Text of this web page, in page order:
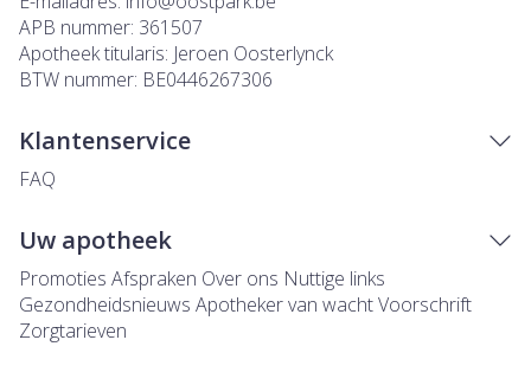
APB nummer: 361507
Apotheek titularis: Jeroen Oosterlynck
BTW nummer: BE0446267306
Klantenservice
FAQ
Uw apotheek
Promoties Afspraken Over ons Nuttige links
Gezondheidsnieuws Apotheker van wachtVoorschrift
Zorgtarieven